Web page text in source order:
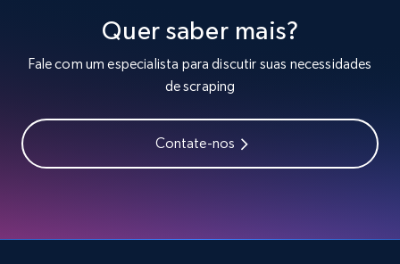
Video length, Likes, Views, and more.
8.1K+ 716+ Comece grátis
Youtube - Videos posts - Search videos by
Quer saber mais?
Fale com um especialista para discutir suas necessidades
de scraping
Contate-nos